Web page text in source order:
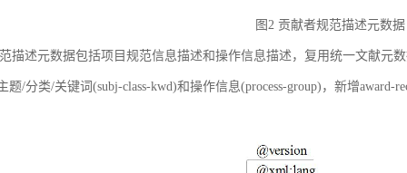
图2 贡献者规范描述元数据
描述元数据包括项目规范信息描述和操作信息描述，复用统一文献元
题/分类/关键词(subj-class-kwd)和操作信息(process-group)，新增